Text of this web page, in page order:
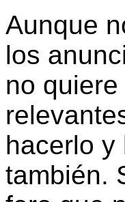
Aunque
los
no
hacerlo y
también.